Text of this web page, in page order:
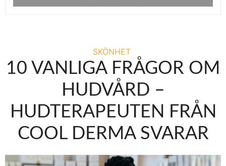
SKÖNHET
10 VANLIGA FRÅGOR OM
HUDVÅRD –
HUDTERAPEUTEN FRÅN
COOL DERMA SVARAR